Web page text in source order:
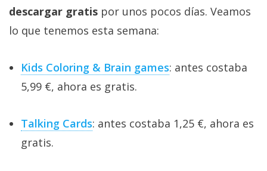
descargar gratis por unos pocos días. Veamos
lo que tenemos esta semana:
Kids Coloring & Brain games: antes costaba
5,99 €, ahora es gratis.
Talking Cards: antes costaba 1,25 €, ahora es
gratis.